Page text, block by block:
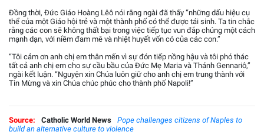
Đồng thời, Đức Giáo Hoàng Lêô nói rằng ngài đã thấy “những dấu hiệu cụ
thể của một Giáo hội trẻ và một thành phố có thể được tái sinh. Ta tin chắc
rằng các con sẽ không thất bại trong việc tiếp tục vun đắp chúng một cách
mạnh dạn, với niềm đam mê và nhiệt huyết vốn có của các con.”
“Tôi cảm ơn anh chị em thân mến vì sự đón tiếp nồng hậu và tôi phó thác
tất cả anh chị em cho sự cầu bầu của Đức Mẹ Maria và Thánh Gennariô,”
ngài kết luận. “Nguyện xin Chúa luôn giữ cho anh chị em trung thành với
Tin Mừng và xin Chúa chúc phúc cho thành phố Napoli!”
Source: Catholic World News
Pope challenges citizens of Naples to
build an alternative culture to violence